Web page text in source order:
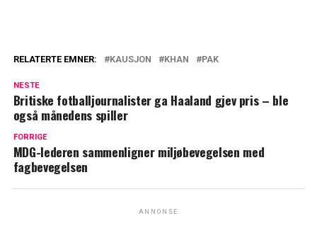
RELATERTE EMNER: KAUSJON KHAN PAK
NESTE
Britiske fotballjournalister ga Haaland gjev pris – ble
også månedens spiller
FORRIGE
MDG-lederen sammenligner miljøbevegelsen med
fagbevegelsen
ANNONSE